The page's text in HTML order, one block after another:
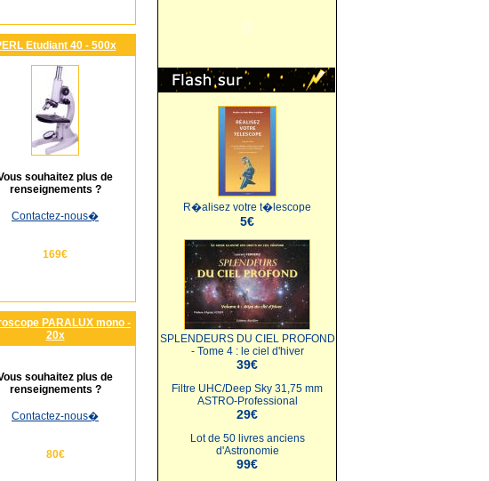
Etudiant 40 - 500x
souhaitez plus de
renseignements ?
Contactez-nous�
169€
PARALUX mono -
20x
souhaitez plus de
renseignements ?
Contactez-nous�
80€
R�alisez votre t�lescope
5€
SPLENDEURS DU CIEL PROFOND
- Tome 4 : le ciel d'hiver
39€
Filtre UHC/Deep Sky 31,75 mm
ASTRO-Professional
29€
Lot de 50 livres anciens
d'Astronomie
99€